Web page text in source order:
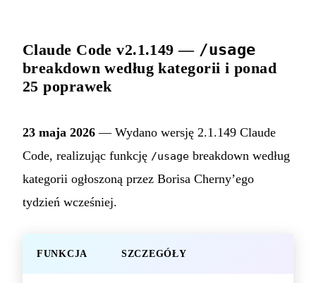
Claude Code v2.1.149 — /usage
breakdown według kategorii i ponad
25 poprawek
23 maja 2026 — Wydano wersję 2.1.149 Claude
Code, realizując funkcję /usage breakdown według
kategorii ogłoszoną przez Borisa Cherny’ego
tydzień wcześniej.
FUNKCJA SZCZEGÓŁY